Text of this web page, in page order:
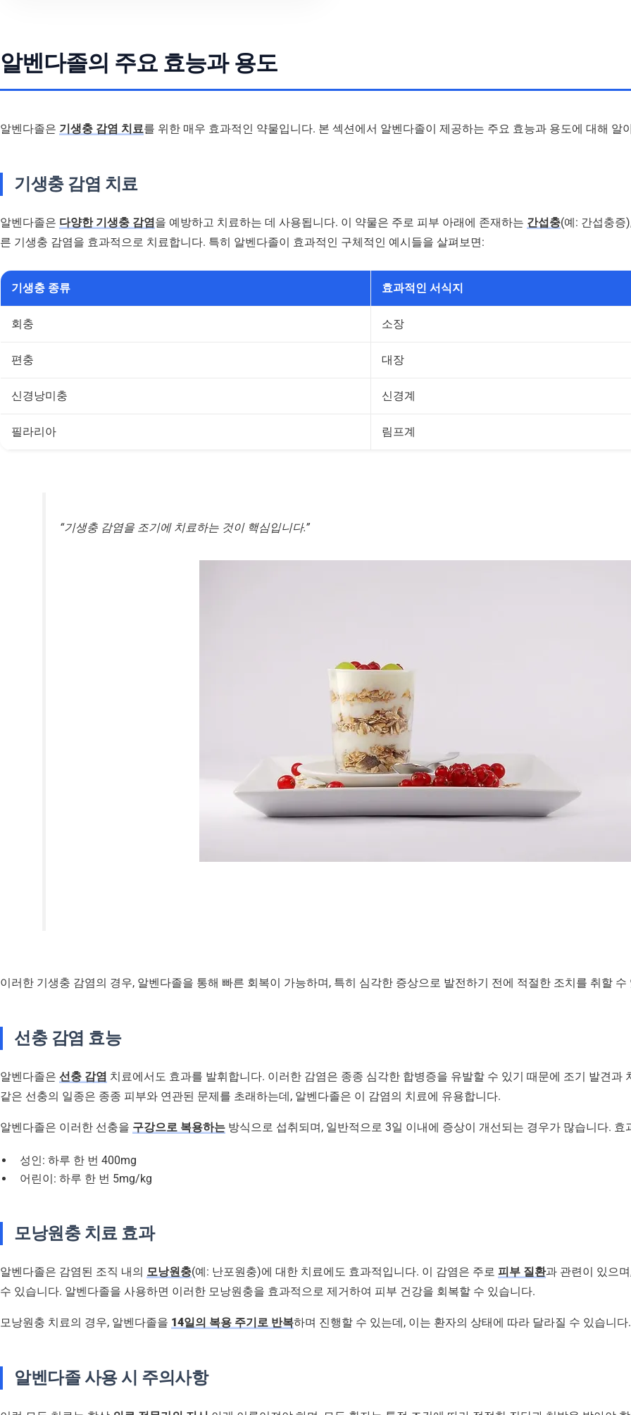
알벤다졸의 주요 효능과 용도
알벤다졸은 기생충 감염 치료를 위한 매우 효과적인 약물입니다. 본 섹션에서 알벤다졸이 제공하는 주요 효능과 용도에 대해 알
기생충 감염 치료
알벤다졸은 다양한 기생충 감염 을 예방하고 치료하는 데 사용됩니다. 이 약물은 주로 피부 아래에 존재하는 간섭충(예: 간섭충증
른 기생충 감염을 효과적으로 치료합니다. 특히 알벤다졸이 효과적인 구체적인 예시들을 살펴보면:
기생충 종류 효과적인 서식지
회충 소장
편충 대장
신경낭미충 신경계
필라리아 림프계
“기생충 감염을 조기에 치료하는 것이 핵심입니다.”
이러한 기생충 감염의 경우, 알벤다졸을 통해 빠른 회복이 가능하며, 특히 심각한 증상으로 발전하기 전에 적절한 조치를 취할 수
선충 감염 효능
알벤다졸은 선충 감염 치료에서도 효과를 발휘합니다. 이러한 감염은 종종 심각한 합병증을 유발할 수 있기 때문에 조기 발견과
같은 선충의 일종은 종종 피부와 연관된 문제를 초래하는데, 알벤다졸은 이 감염의 치료에 유용합니다.
알벤다졸은 이러한 선충을 구강으로 복용하는 방식으로 섭취되며, 일반적으로 3일 이내에 증상이 개선되는 경우가 많습니다. 효
성인: 하루 한 번 400mg
어린이: 하루 한 번 5mg/kg
모낭원충 치료 효과
알벤다졸은 감염된 조직 내의 모낭원충(예: 난포원충)에 대한 치료에도 효과적입니다. 이 감염은 주로 피부 질환과 관련이 있으
수 있습니다. 알벤다졸을 사용하면 이러한 모낭원충을 효과적으로 제거하여 피부 건강을 회복할 수 있습니다.
모낭원충 치료의 경우, 알벤다졸을 14일의 복용 주기로 반복하며 진행할 수 있는데, 이는 환자의 상태에 따라 달라질 수 있습니다.
알벤다졸 사용 시 주의사항